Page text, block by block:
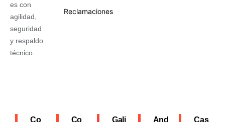
es con
agilidad,
seguridad
y respaldo
técnico.
Reclamaciones
Co Co Gali And Cas